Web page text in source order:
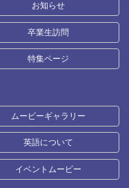
お知らせ
卒業生訪問
特集ページ
ムービーギャラリー
英語について
イベントムービー